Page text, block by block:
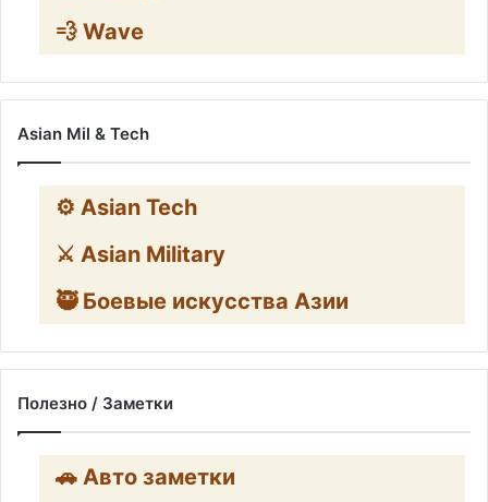
💨 Wave
Asian Mil & Tech
⚙️ Asian Tech
⚔️ Asian Military
🥷 Боевые искусства Азии
Полезно / Заметки
🚗 Авто заметки